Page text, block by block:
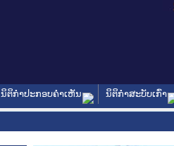
ນິຕິກໍາປະກອບຄໍາເຫັນ ນິຕິກໍາສະບັບເກົ່າ